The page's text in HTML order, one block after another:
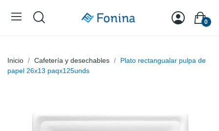
0
Inicio Cafetería y desechables
Plato rectangualar pulpa de
papel 26x13 paqx125unds